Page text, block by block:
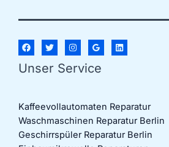
Unser Service
Kaffeevollautomaten Reparatur
Waschmaschinen Reparatur Berlin
Geschirrspüler Reparatur Berlin